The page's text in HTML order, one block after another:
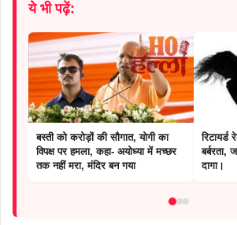
ये भी पढ़ें:
बस्ती को करोड़ों की सौगात, योगी का
विपक्ष पर हमला, कहा- अयोध्या में मच्छर
तक नहीं मरा, मंदिर बन गया
रिटायर्ड
बर्बरता,
दागा।